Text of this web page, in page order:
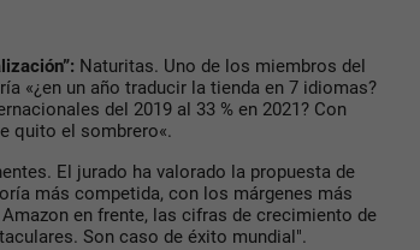
Naturitas. Uno de los miembros del
«¿en un año traducir la tienda en 7 idiomas?
del 2019 al 33 % en 2021? Con
quito el sombrero«.
El jurado ha valorado la propuesta de
más competida, con los márgenes más
en frente, las cifras de crecimiento de
Son caso de éxito mundial".